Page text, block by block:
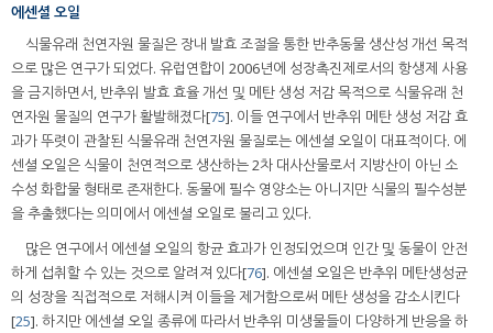
에센셜 오일
식물유래 천연자원 물질은 장내 발효 조절을 통한 반추동물 생산성 개선 목적
으로 많은 연구가 되었다. 유럽연합이 2006년에 성장촉진제로서의 항생제 사용
을 금지하면서, 반추위 발효 효율 개선 및 메탄 생성 저감 목적으로 식물유래 천
연자원 물질의 연구가 활발해졌다[75]. 이들 연구에서 반추위 메탄 생성 저감 효
과가 뚜렷이 관찰된 식물유래 천연자원 물질로는 에센셜 오일이 대표적이다. 에
센셜 오일은 식물이 천연적으로 생산하는 2차 대사산물로서 지방산이 아닌 소
수성 화합물 형태로 존재한다. 동물에 필수 영양소는 아니지만 식물의 필수성분
을 추출했다는 의미에서 에센셜 오일로 불리고 있다.
많은 연구에서 에센셜 오일의 항균 효과가 인정되었으며 인간 및 동물이 안전
하게 섭취할 수 있는 것으로 알려져 있다[76]. 에센셜 오일은 반추위 메탄생성균
의 성장을 직접적으로 저해시켜 이들을 제거함으로써 메탄 생성을 감소시킨다
[25]. 하지만 에센셜 오일 종류에 따라서 반추위 미생물들이 다양하게 반응을 하